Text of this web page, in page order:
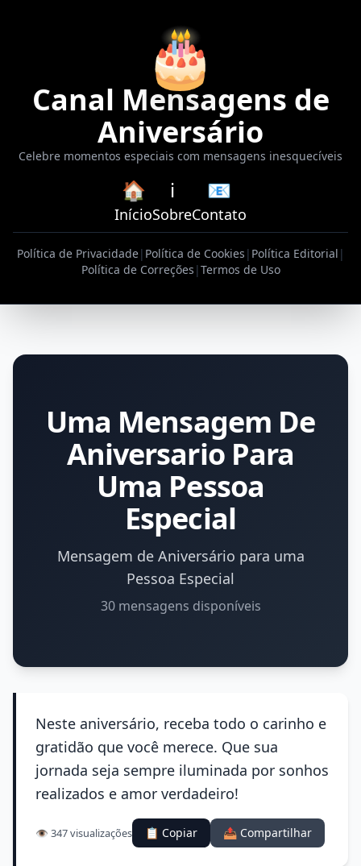
🎂
Canal Mensagens de
Aniversário
Celebre momentos especiais com mensagens inesquecíveis
🏠
Início
ℹ️
Sobre
📧
Contato
Política de Privacidade| Política de Cookies | Política Editorial |
Política de Correções |Termos de Uso
Uma Mensagem De
Aniversario Para
Uma Pessoa
Especial
Mensagem de Aniversário para uma
Pessoa Especial
30 mensagens disponíveis
Neste aniversário, receba todo o carinho e
gratidão que você merece. Que sua
jornada seja sempre iluminada por sonhos
realizados e amor verdadeiro!
👁️ 347 visualizações 📋 Copiar 📤 Compartilhar